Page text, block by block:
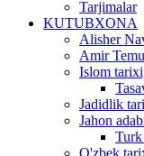
Tarjimalar
KUTUBXONA
Alisher
Amir
Islom
Jadidlik
Jahon